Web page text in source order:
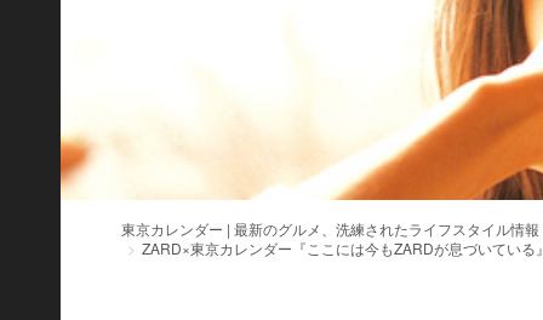
東京カレンダー | 最新のグルメ、洗練されたライフスタイル情報
ZARD×東京カレンダー『ここには今もZARDが息づいてい